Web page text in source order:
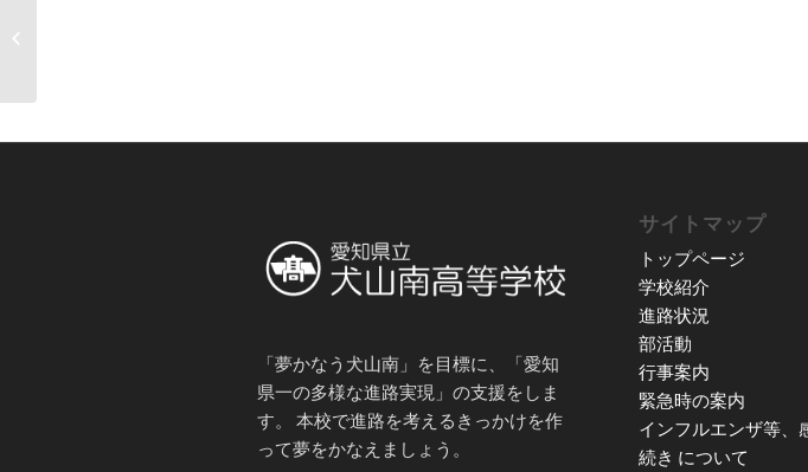
「夢かなう犬山南」を目標に、「愛知
県一の多様な進路実現」の支援をしま
す。 本校で進路を考えるきっかけを作
って夢をかなえましょう。
サイトマップ
トップページ
学校紹介
進路状況
部活動
行事案内
緊急時の案内
インフルエンザ等、
続き について